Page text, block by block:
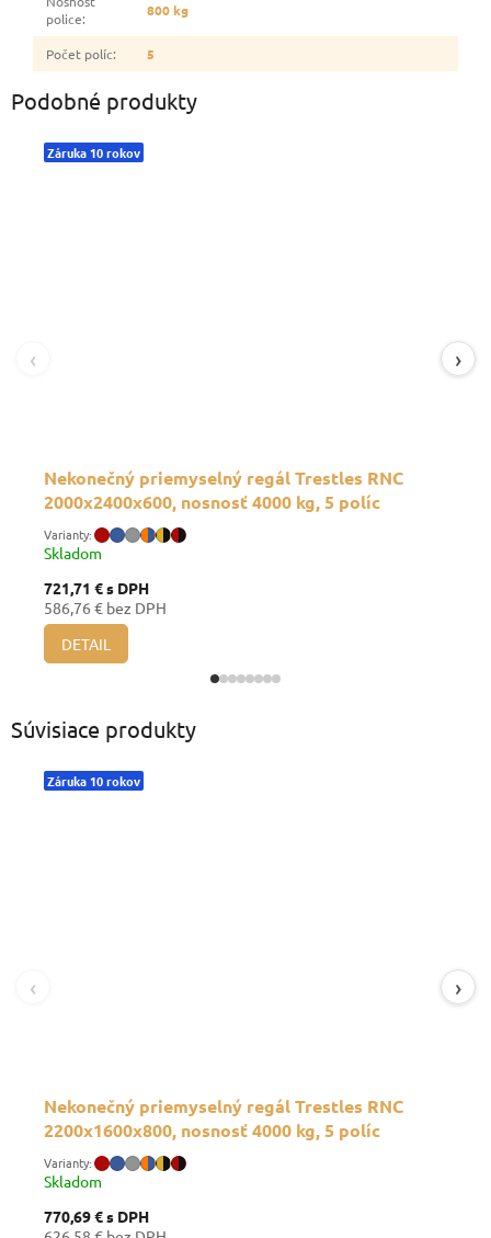
police: 800 kg
Počet políc: 5
Podobné produkty
Záruka 10 rokov
Nekonečný priemyselný regál Trestles RNC
2000x2400x600, nosnosť 4000 kg, 5 políc
Skladom
721,71 €s DPH
586,76 € bez DPH
DETAIL
‹ ›
Súvisiace produkty
Záruka 10 rokov
Nekonečný priemyselný regál Trestles RNC
2200x1600x800, nosnosť 4000 kg, 5 políc
Skladom
770,69 €s DPH
‹ ›